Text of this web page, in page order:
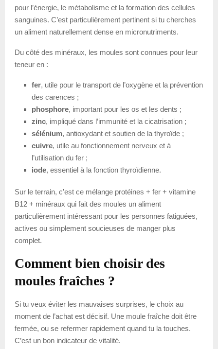
pour l’énergie, le métabolisme et la formation des cellules
sanguines. C’est particulièrement pertinent si tu cherches
un aliment naturellement dense en micronutriments.
Du côté des minéraux, les moules sont connues pour leur
teneur en :
fer, utile pour le transport de l’oxygène et la prévention
des carences ;
phosphore, important pour les os et les dents ;
zinc, impliqué dans l’immunité et la cicatrisation ;
sélénium, antioxydant et soutien de la thyroïde ;
cuivre, utile au fonctionnement nerveux et à
l’utilisation du fer ;
iode, essentiel à la fonction thyroïdienne.
Sur le terrain, c’est ce mélange protéines + fer + vitamine
B12 + minéraux qui fait des moules un aliment
particulièrement intéressant pour les personnes fatiguées,
actives ou simplement soucieuses de manger plus
complet.
Comment bien choisir des
moules fraîches ?
Si tu veux éviter les mauvaises surprises, le choix au
moment de l’achat est décisif. Une moule fraîche doit être
fermée, ou se refermer rapidement quand tu la touches.
C’est un bon indicateur de vitalité.